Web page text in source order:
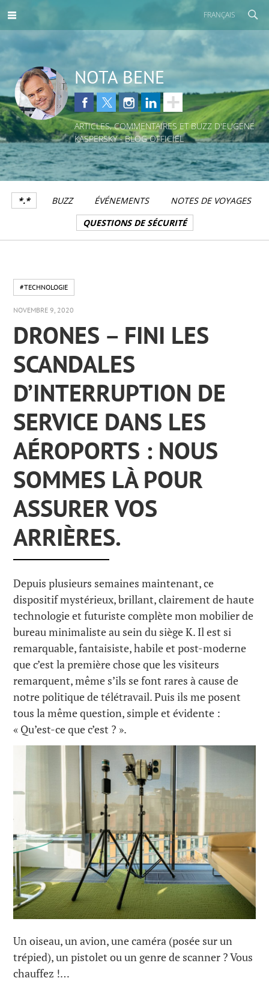
FRANÇAIS
NOTA BENE
ARTICLES, COMMENTAIRES ET BUZZ D'EUGENE
KASPERSKY - BLOG OFFICIEL
*.* BUZZ ÉVÉNEMENTS
NOTES DE VOYAGES
QUESTIONS DE SÉCURITÉ
#TECHNOLOGIE
NOVEMBRE 9, 2020
DRONES – FINI LES
SCANDALES
D’INTERRUPTION DE
SERVICE DANS LES
AÉROPORTS : NOUS
SOMMES LÀ POUR
ASSURER VOS
ARRIÈRES.
Depuis plusieurs semaines maintenant, ce
dispositif mystérieux, brillant, clairement de haute
technologie et futuriste complète mon mobilier de
bureau minimaliste au sein du siège K. Il est si
remarquable, fantaisiste, habile et post-moderne
que c’est la première chose que les visiteurs
remarquent, même s’ils se font rares à cause de
notre politique de télétravail. Puis ils me posent
tous la même question, simple et évidente :
« Qu’est-ce que c’est ? ».
Un oiseau, un avion, une caméra (posée sur un
trépied), un pistolet ou un genre de scanner ? Vous
chauffez !…